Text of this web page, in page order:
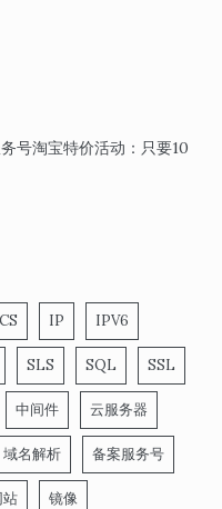
号淘宝特价活动：只要10
IP IPV6
SLS SQL SSL
中间件 云服务器
域名解析 备案服务号
站 镜像